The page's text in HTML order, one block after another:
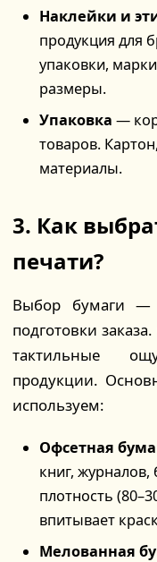
Наклейки и
продукция для
упаковки,
размеры.
Упаковка —
товаров.
материалы.
3. Как
печати?
Выбор бумаги —
подготовки
тактильные
продукции.
используем:
Офсетная
книг,
плотность
впитывает
Мелованная